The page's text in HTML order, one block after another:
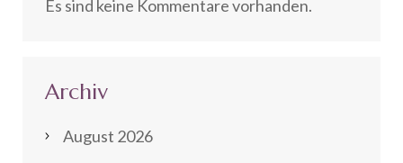
Es sind keine Kommentare vorhanden.
Archiv
August 2026